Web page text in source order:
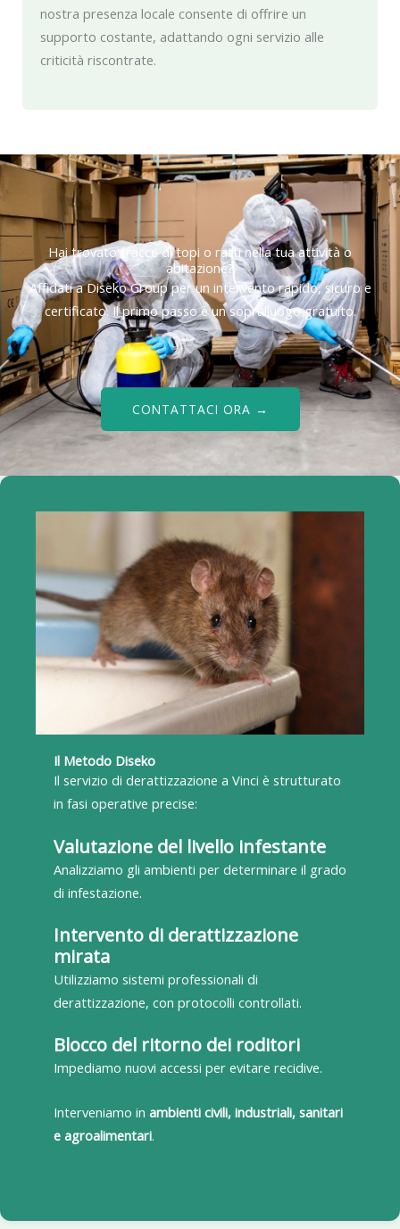
nostra presenza locale consente di offrire un
supporto costante, adattando ogni servizio alle
criticità riscontrate.
Hai trovato tracce di topi o ratti nella tua attività o
abitazione?
Affidati a Diseko Group per un intervento rapido, sicuro e
certificato. Il primo passo è un sopralluogo gratuito.
CONTATTACI ORA →
Il Metodo Diseko
Il servizio di derattizzazione a Vinci è strutturato
in fasi operative precise:
Valutazione del livello infestante
Analizziamo gli ambienti per determinare il grado
di infestazione.
Intervento di derattizzazione
mirata
Utilizziamo sistemi professionali di
derattizzazione, con protocolli controllati.
Blocco del ritorno dei roditori
Impediamo nuovi accessi per evitare recidive.
Interveniamo in ambienti civili, industriali, sanitari
e agroalimentari.